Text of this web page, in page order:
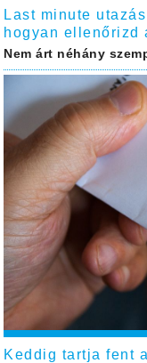
Last minute
hogyan ellenőrizd
Nem árt néhány
Keddig tartja fent